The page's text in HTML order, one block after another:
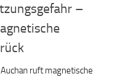
–
ruft magnetische